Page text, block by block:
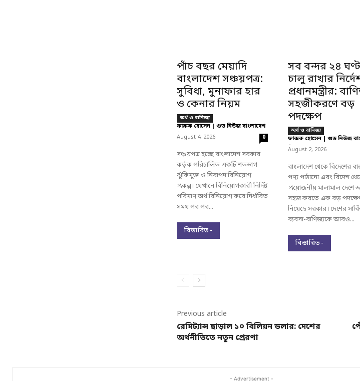
পাঁচ বছর মেয়াদি
বাংলাদেশ সঞ্চয়পত্র:
সুবিধা, মুনাফার হার
ও কেনার নিয়ম
অর্থ ও বানিজ্য
ফারুক হোসেন | গুড নিউজ বাংলাদেশ
-
August 4, 2026 0
সঞ্চয়পত্র হচ্ছে বাংলাদেশ সরকার
কর্তৃক পরিচালিত একটি শতভাগ
ঝুঁকিমুক্ত ও নিরাপদ বিনিয়োগ
প্রকল্প। যেখানে বিনিয়োগকারী নির্দিষ্ট
পরিমাণ অর্থ বিনিয়োগ করে নির্ধারিত
সময় পর পর...
বিস্তারিত -
সব বন্দর ২৪
চালু রাখার
প্রধানমন্ত্রীর:
সহজীকরণে বড়
পদক্ষেপ
অর্থ ও বানিজ্য
ফারুক হোসেন | গুড নিউজ
-
August 2, 2026
বাংলাদেশ থেকে বিদেশের
পণ্য পাঠানো এবং বিদেশ
প্রয়োজনীয় মালামাল দেশে
সহজ করতে এক বড়
নিয়েছে সরকার। দেশের
ব্যবসা-বাণিজ্যকে আরও...
বিস্তারিত -
Previous article
রেমিট্যান্স ছাড়াল ১০ বিলিয়ন ডলার: দেশের
অর্থনীতিতে নতুন প্রেরণা
- Advertisement -